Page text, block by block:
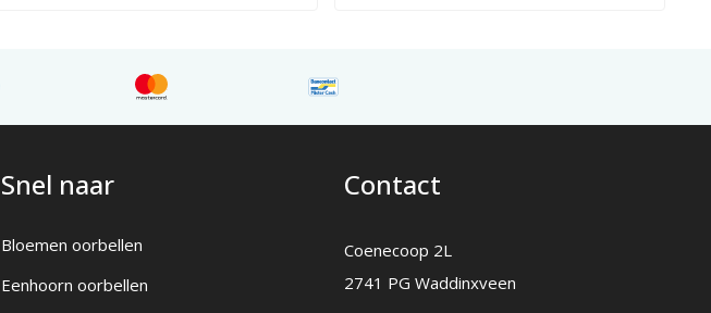
Snel naar
Bloemen oorbellen
Eenhoorn oorbellen
Contact
Coenecoop 2L
2741 PG Waddinxveen